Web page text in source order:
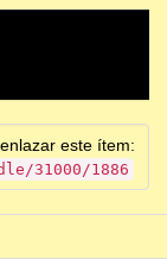
este ítem:
31000/1886